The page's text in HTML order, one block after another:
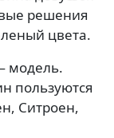
решения
цвета.
модель.
пользуются
Ситроен,